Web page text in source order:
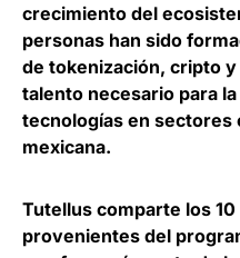
crecimiento del
personas han sido
de tokenización, cripto y
talento necesario para
tecnologías en sectores
mexicana.
Tutellus comparte los
provenientes del